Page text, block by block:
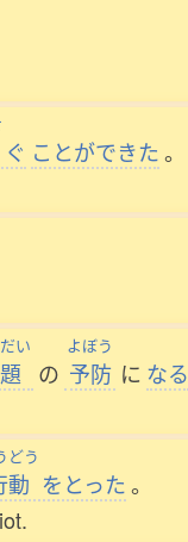
ぐ ことができた 。
い
の
よぼう
予防 に なる
どう
動 をとった 。